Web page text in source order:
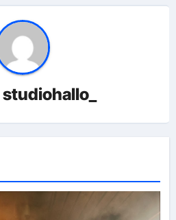
studiohallo_